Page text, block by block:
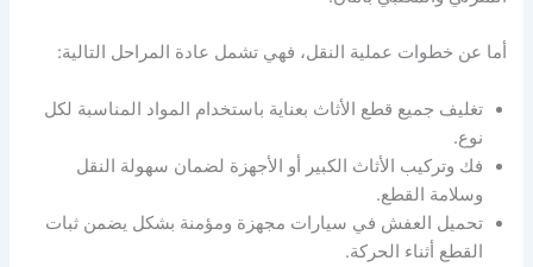
أما عن خطوات عملية النقل، فهي تشمل عادة المراحل التالية:
تغليف جميع قطع الأثاث بعناية باستخدام المواد المناسبة لكل
نوع.
فك وتركيب الأثاث الكبير أو الأجهزة لضمان سهولة النقل
وسلامة القطع.
تحميل العفش في سيارات مجهزة ومؤمنة بشكل يضمن ثبات
القطع أثناء الحركة.